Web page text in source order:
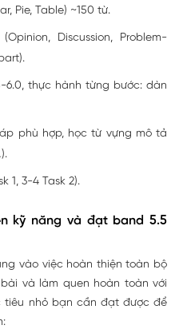
Pie, Table) ~150 từ.
Discussion, Problem-
thực hành từng bước: dàn
phù hợp, học từ vựng mô tả
1, 3-4 Task 2).
kỹ năng và đạt band 5.5
vào việc hoàn thiện toàn bộ
và làm quen hoàn toàn với
tiêu nhỏ bạn cần đạt được để